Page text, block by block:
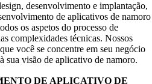
desenvolvimento e implantação,
de aplicativos de namoro
os aspetos do processo de
complexidades técnicas. Nossos
você se concentre em seu negócio
sua visão de aplicativo de namoro.
DE APLICATIVO DE